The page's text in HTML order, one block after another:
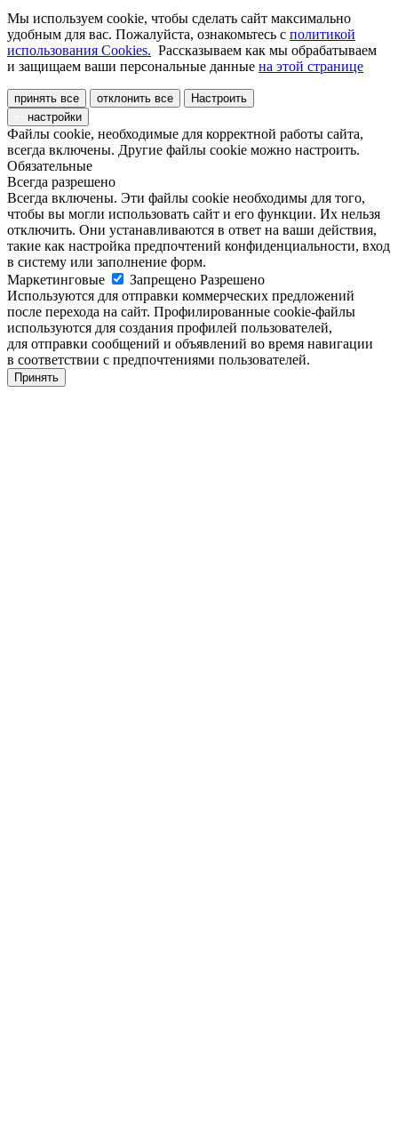
Мы используем cookie, чтобы сделать сайт максимально
удобным для вас. Пожалуйста, ознакомьтесь с политикой
использования Cookies. Рассказываем как мы обрабатываем
и защищаем ваши персональные данные на этой странице
принять все отклонить все
Настроить
настройки
Файлы cookie, необходимые для корректной работы сайта,
всегда включены. Другие файлы cookie можно настроить.
Обязательные
Всегда разрешено
Всегда включены. Эти файлы cookie необходимы для того,
чтобы вы могли использовать сайт и его функции. Их нельзя
отключить. Они устанавливаются в ответ на ваши действия,
такие как настройка предпочтений конфиденциальности, вход
в систему или заполнение форм.
Маркетинговые
Запрещено Разрешено
Используются для отправки коммерческих предложений
после перехода на сайт. Профилированные cookie-файлы
используются для создания профилей пользователей,
для отправки сообщений и объявлений во время навигации
в соответствии с предпочтениями пользователей.
Принять